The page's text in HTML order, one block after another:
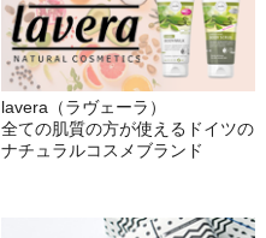
lavera（ラヴェーラ）
全ての肌質の方が使えるドイツの
ナチュラルコスメブランド